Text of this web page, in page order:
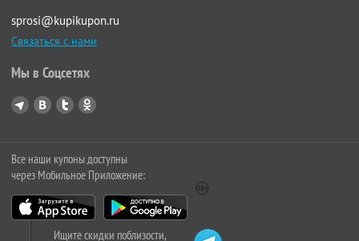
sprosi@kupikupon.ru
Связаться с нами
Мы в Соцсетях
Все наши купоны доступны
через Мобильное Приложение:
Ищите скидки поблизости,